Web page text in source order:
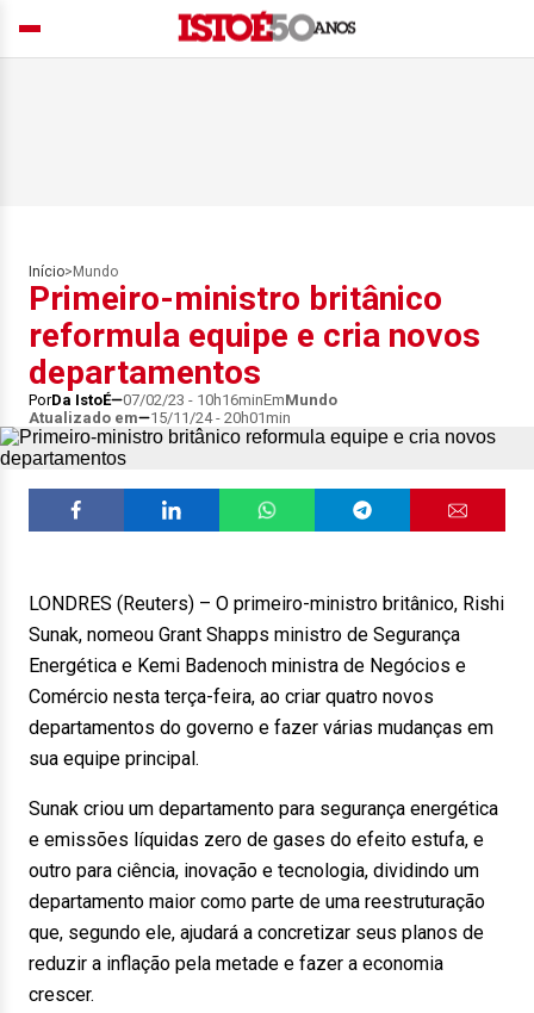
Início> Mundo
Primeiro-ministro britânico
reformula equipe e cria novos
departamentos
PorDa IstoÉ 07/02/23 - 10h16minEmMundo
Atualizado em
15/11/24 - 20h01min
LONDRES (Reuters) – O primeiro-ministro britânico, Rishi
Sunak, nomeou Grant Shapps ministro de Segurança
Energética e Kemi Badenoch ministra de Negócios e
Comércio nesta terça-feira, ao criar quatro novos
departamentos do governo e fazer várias mudanças em
sua equipe principal.
Sunak criou um departamento para segurança energética
e emissões líquidas zero de gases do efeito estufa, e
outro para ciência, inovação e tecnologia, dividindo um
departamento maior como parte de uma reestruturação
que, segundo ele, ajudará a concretizar seus planos de
reduzir a inflação pela metade e fazer a economia
crescer.